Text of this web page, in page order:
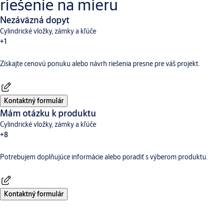
riešenie na mieru
Nezáväzná dopyt
Cylindrické vložky, zámky a kľúče
+1
Dverné vybavenie
Získajte cenovú ponuku alebo návrh riešenia presne pre váš projekt.
Kontaktný formulár
Mám otázku k produktu
Cylindrické vložky, zámky a kľúče
+8
Dverné vybavenieAperioDigitálne a prístupové systémy
Potrebujem doplňujúce informácie alebo poradiť s výberom produktu.
Kontaktný formulár